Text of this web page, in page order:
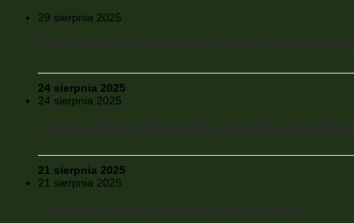
29 sierpnia 2025
24 sierpnia 2025
24 sierpnia 2025
21 sierpnia 2025
21 sierpnia 2025